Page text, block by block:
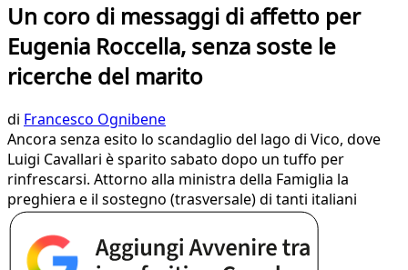
Un coro di messaggi di affetto per
Eugenia Roccella, senza soste le
ricerche del marito
di Francesco Ognibene
Ancora senza esito lo scandaglio del lago di Vico, dove
Luigi Cavallari è sparito sabato dopo un tuffo per
rinfrescarsi. Attorno alla ministra della Famiglia la
preghiera e il sostegno (trasversale) di tanti italiani